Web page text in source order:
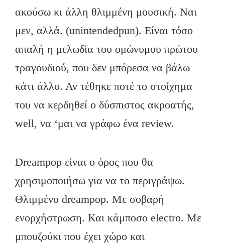
ακούσω κι άλλη θλιμμένη μουσική. Ναι
μεν, αλλά. (unintendedpun). Είναι τόσο
απαλή η μελωδία του ομώνυμου πρώτου
τραγουδιού, που δεν μπόρεσα να βάλω
κάτι άλλο. Αν τέθηκε ποτέ το στοίχημα
του να κερδηθεί ο δύσπιστος ακροατής,
well, να ‘μαι να γράφω ένα review.
Dreampop είναι ο όρος που θα
χρησιμοποιήσω για να το περιγράψω.
Θλιμμένο dreampop. Με σοβαρή
ενορχήστρωση. Και κάμποσο electro. Με
μπουζούκι που έχει χώρο και